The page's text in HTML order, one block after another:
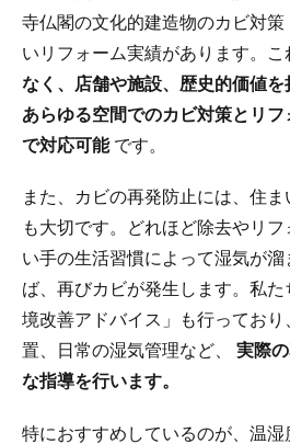
寺仏閣の文化的建造物のカビ対策
いリフォーム実績があります。こ
なく、店舗や施設、歴史的価値を
あらゆる空間でのカビ対策とリ
で対応可能です。
また、カビの再発防止には、住
も大切です。どれほど除去やリフ
い手の生活習慣によって湿気が
ば、再びカビが発生します。私
境改善アドバイス」も行ってお
置、日常の湿気管理など、 実際
な指導を行います。
特におすすめしているのが、温